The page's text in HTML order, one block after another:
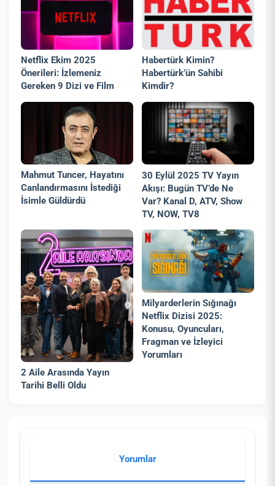
Netflix Ekim 2025
Önerileri: İzlemeniz
Gereken 9 Dizi ve Film
Habertürk Kimin?
Habertürk’ün Sahibi
Kimdir?
Mahmut Tuncer, Hayatını
Canlandırmasını İstediği
İsimle Güldürdü
30 Eylül 2025 TV Yayın
Akışı: Bugün TV’de Ne
Var? Kanal D, ATV, Show
TV, NOW, TV8
2 Aile Arasında Yayın
Tarihi Belli Oldu
Milyarderlerin Sığınağı
Netflix Dizisi 2025:
Konusu, Oyuncuları,
Fragman ve İzleyici
Yorumları
Yorumlar